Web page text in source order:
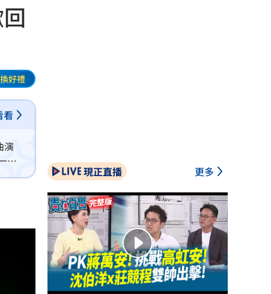
好禮
看
演
句
發，
現正直播 更多